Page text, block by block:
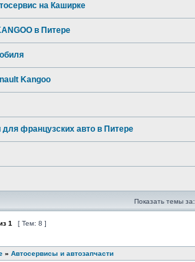
на Каширке
в Питере
Kangoo
французских авто в Питере
Показать темы за:
1 [ Тем: 8 ]
» Автосервисы и автозапчасти